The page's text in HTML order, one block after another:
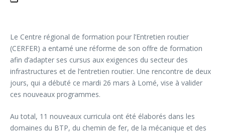
Le Centre régional de formation pour l’Entretien routier
(CERFER) a entamé une réforme de son offre de formation
afin d’adapter ses cursus aux exigences du secteur des
infrastructures et de l’entretien routier. Une rencontre de deux
jours, qui a débuté ce mardi 26 mars à Lomé, vise à valider
ces nouveaux programmes.
Au total, 11 nouveaux curricula ont été élaborés dans les
domaines du BTP, du chemin de fer, de la mécanique et des